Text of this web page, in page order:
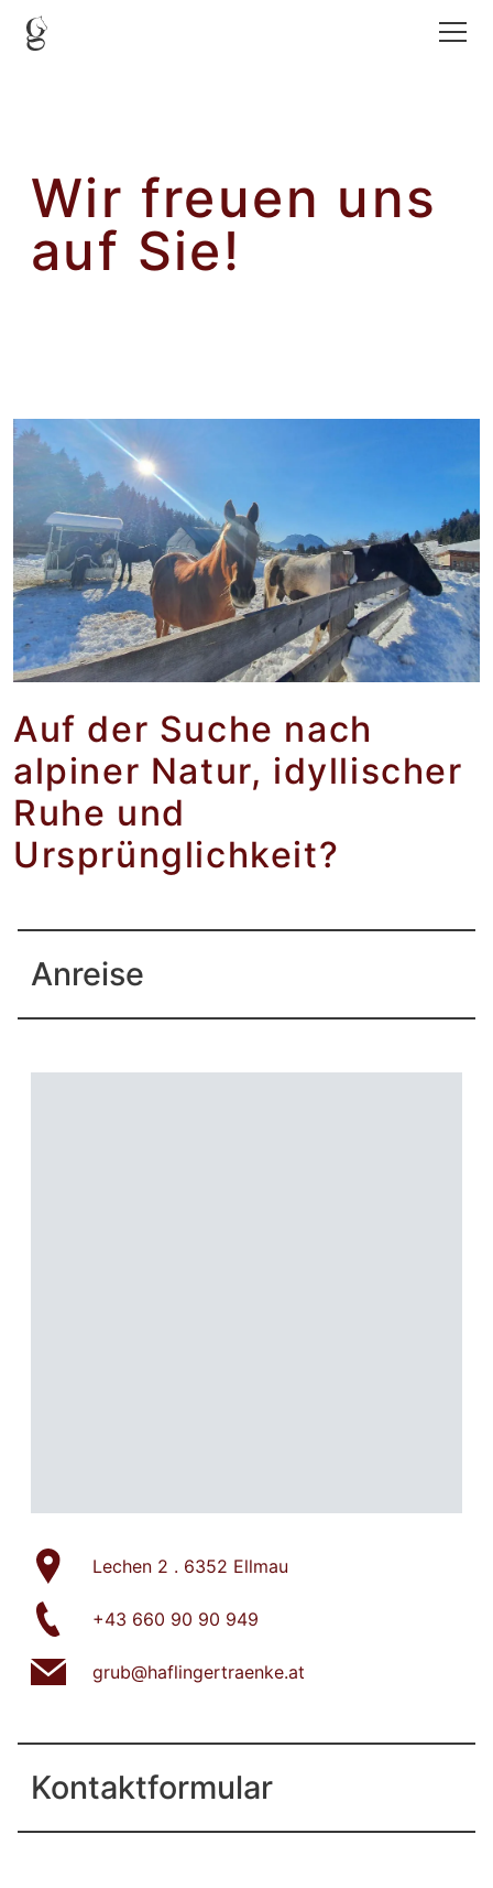
Wir freuen uns
auf Sie!
Auf der Suche nach
alpiner Natur, idyllischer
Ruhe und
Ursprünglichkeit?
Anreise
Lechen 2 . 6352 Ellmau
+43 660 90 90 949
grub@haflingertraenke.at
Kontaktformular